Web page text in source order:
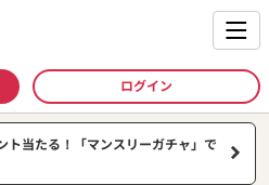
ログイン
ト当たる！「マンスリーガチャ」で